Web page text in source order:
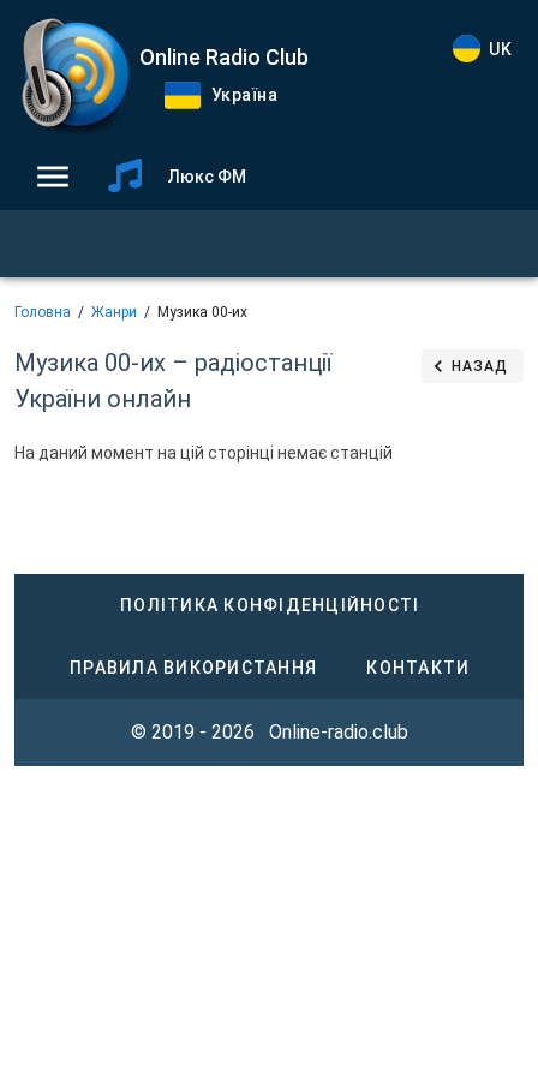
Online Radio Club
Україна
UK
Люкс ФМ
Головна Жанри Музика 00-их
Музика 00-их – радіостанції
України онлайн
НАЗАД
На даний момент на цій сторінці немає станцій
ПОЛІТИКА КОНФІДЕНЦІЙНОСТІ
ПРАВИЛА ВИКОРИСТАННЯ КОНТАКТИ
© 2019 - 2026 Online-radio.club